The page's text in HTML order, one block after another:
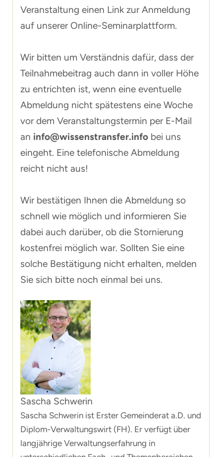
Veranstaltung einen Link zur Anmeldung
auf unserer Online-Seminarplattform.
Wir bitten um Verständnis dafür, dass der
Teilnahmebeitrag auch dann in voller Höhe
zu entrichten ist, wenn eine eventuelle
Abmeldung nicht spätestens eine Woche
vor dem Veranstaltungstermin per E-Mail
an info@wissenstransfer.info bei uns
eingeht. Eine telefonische Abmeldung
reicht nicht aus!
Wir bestätigen Ihnen die Abmeldung so
schnell wie möglich und informieren Sie
dabei auch darüber, ob die Stornierung
kostenfrei möglich war. Sollten Sie eine
solche Bestätigung nicht erhalten, melden
Sie sich bitte noch einmal bei uns.
Sascha Schwerin
Sascha Schwerin ist Erster Gemeinderat a.D. und
Diplom-Verwaltungswirt (FH). Er verfügt über
langjährige Verwaltungserfahrung in